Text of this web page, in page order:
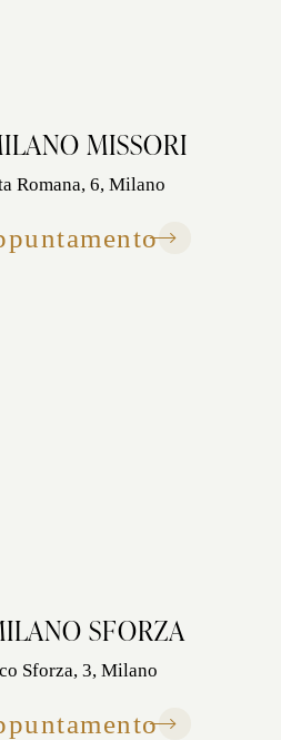
MISSORI
Romana, 6, Milano
SFORZA
Sforza, 3, Milano